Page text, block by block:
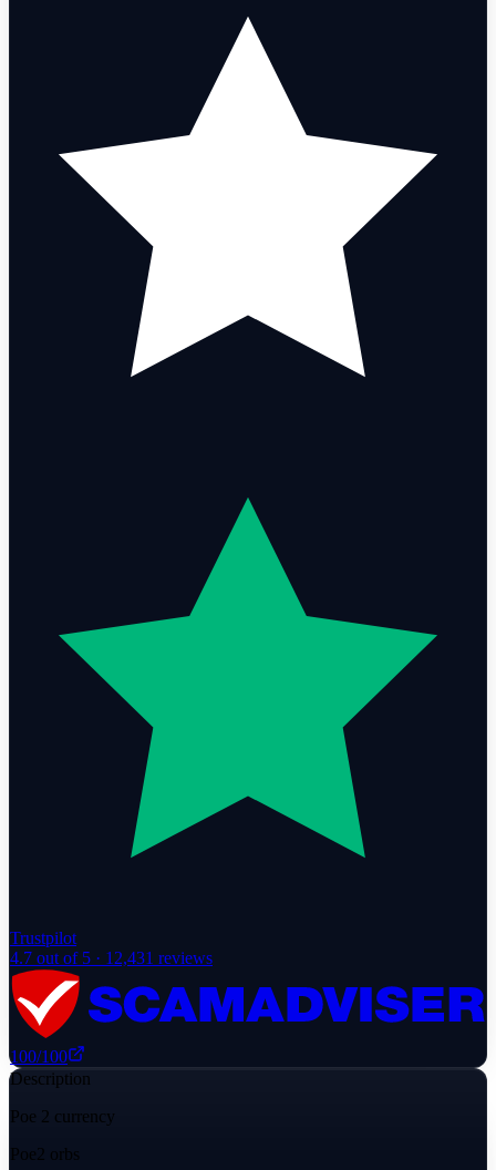
Trustpilot
4.7 out of 5 · 12,431 reviews
100/100
Description
Poe 2 currency
Poe2 orbs